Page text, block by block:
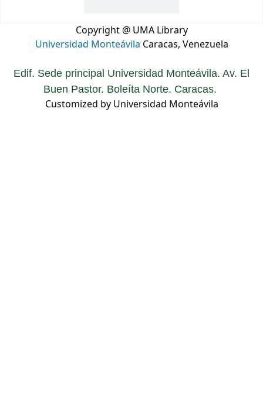
Copyright @ UMA Library
Universidad Monteávila Caracas, Venezuela
Edif. Sede principal Universidad Monteávila. Av. El
Buen Pastor. Boleíta Norte. Caracas.
Customized by Universidad Monteávila